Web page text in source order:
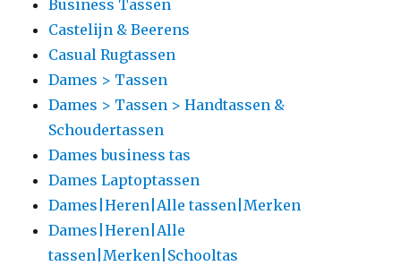
Business Tassen
Castelijn & Beerens
Casual Rugtassen
Dames > Tassen
Dames > Tassen > Handtassen &
Schoudertassen
Dames business tas
Dames Laptoptassen
Dames|Heren|Alle tassen|Merken
Dames|Heren|Alle
tassen|Merken|Schooltas